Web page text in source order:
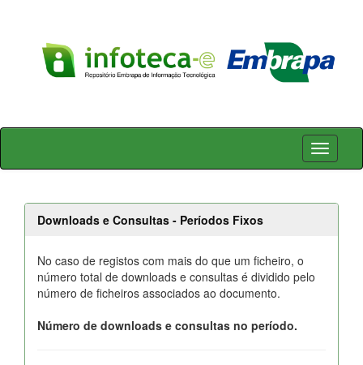
Skip
Downloads e Consultas - Períodos Fixos
No caso de registos com mais do que um ficheiro, o
número total de downloads e consultas é dividido pelo
número de ficheiros associados ao documento.
Número de downloads e consultas no período.